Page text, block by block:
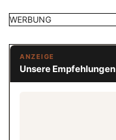
WERBUNG
ANZEIGE
Unsere Empfehlungen